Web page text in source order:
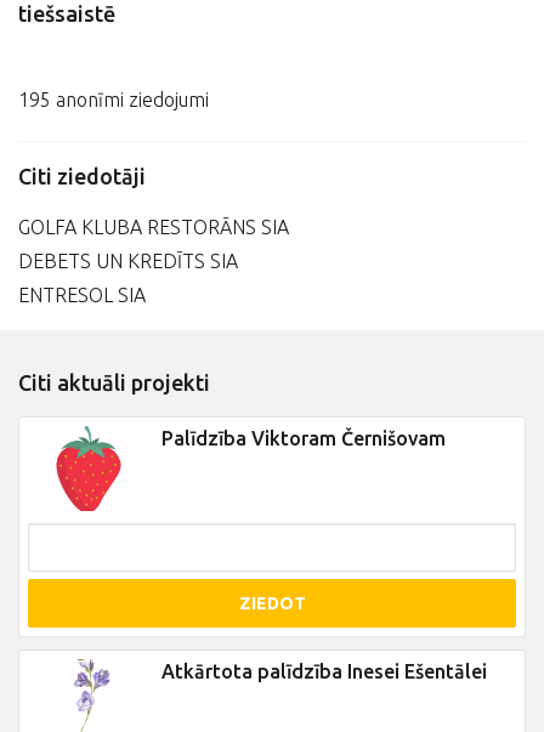
tiešsaistē
195 anonīmi ziedojumi
Citi ziedotāji
GOLFA KLUBA RESTORĀNS SIA
DEBETS UN KREDĪTS SIA
ENTRESOL SIA
Citi aktuāli projekti
Palīdzība Viktoram Černišovam
ZIEDOT
Atkārtota palīdzība Inesei Ešentālei